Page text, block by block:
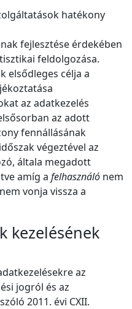
hatékony
fejlesztése érdekében
feldolgozása.
elsődleges célja a
az adatkezelés
az adott
fennállásának
végeztével az
általa megadott
amíg a felhasználó nem
vonja vissza a
kezelésének
az
jogról és az
2011. évi CXII.